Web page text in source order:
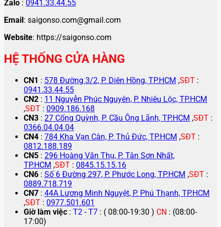
Zalo : 0941.33.44.55
Email : saigonso.com@gmail.com
Website: https://saigonso.com
HỆ THỐNG CỬA HÀNG
CN1 : 578 Đường 3/2, P. Diên Hồng, TP.HCM ,SĐT :
0941.33.44.55
CN2 : 11 Nguyễn Phúc Nguyên, P. Nhiêu Lộc, TP.HCM
,SĐT : 0909.186.168
CN3 : 27 Cống Quỳnh, P. Cầu Ông Lãnh, TP.HCM ,SĐT :
0366.04.04.04
CN4 : 784 Kha Vạn Cân, P. Thủ Đức, TP.HCM ,SĐT :
0812.188.189
CN5 : 296 Hoàng Văn Thụ, P. Tân Sơn Nhất,
TP.HCM ,SĐT : 0845.15.15.16
CN6 : Số 6 Đường 297, P. Phước Long, TP.HCM ,SĐT :
0889.718.719
CN7 : 44A Lương Minh Nguyệt, P. Phú Thạnh, TP.HCM
,SĐT : 0977.501.601
Giờ làm việc : T2 - T7 : ( 08:00-19:30 ) CN : (08:00-
17:00)